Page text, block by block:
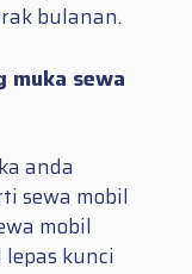
bulanan.
muka sewa
anda
sewa mobil
mobil
kunci